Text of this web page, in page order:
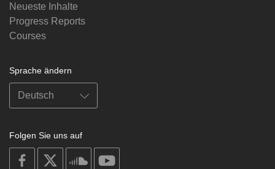
Neueste Inhalte
Progress Reports
Courses
Sprache ändern
Folgen Sie uns auf
on
facebook
soundcloud